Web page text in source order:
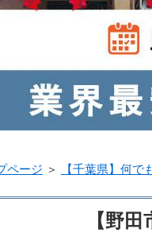
ページ ＞ 【千葉県】何で
【野